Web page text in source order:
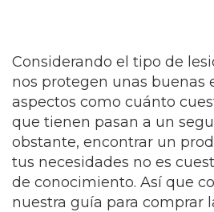
Considerando el tipo de
nos protegen unas buenas
aspectos como cuánto
que tienen pasan a un
obstante, encontrar un
tus necesidades no es
de conocimiento. Así que
nuestra guía para comprar